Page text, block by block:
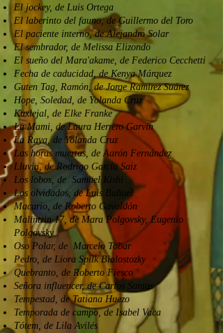
El jockey, de Luis Ortega
El laberinto del fauno, de Guillermo del Toro
El paciente interno, de Alejandro Solar
El sembrador, de Melissa Elizondo
El sueño del Mara'akame, de Federico Cecchetti
Fecha de caducidad, de Kenya Márquez
Guten Tag, Ramón, de Jorge Ramirez Suárez
Hope, Soledad, de Yolanda Cruz
Kuxlejal, de Elke Franke
La Mami, de Laura Herrero Garvín
La Raya, de Yolanda Cruz
Las horas muertas, de Aarón Fernández
Lluvia, de Rodrigo García Saiz
Los lobos, de Samuel Kishi
Los olvidados, de Luis Buñuel
Macario, de Roberto Gavaldón
Malintzin 17, de Mara Polgovsky, Eugenio
Polgovsky
Oso Polar, de Marcelo Tobar
Pedro, de Liora Spilk Bialostozky
Quebranto, de Roberto Fiesco
Señora influencer, de Carlos Santos
Tempestad, de Tatiana Huezo
Temporada de campo, de Isabel Vaca
Tótem, de Lila Avilés